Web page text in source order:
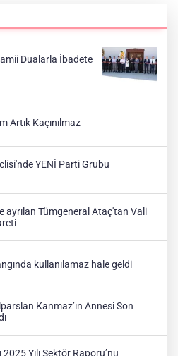
Dualarla İbadete
Artık Kaçınılmaz
YENİ Parti Grubu
ayrılan Tümgeneral Ataç'tan Vali
kullanılamaz hale geldi
Kanmaz’ın Annesi Son
Yılı Sektör Raporu’nu